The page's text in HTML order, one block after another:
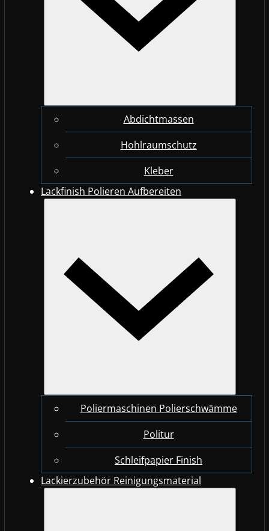
Abdichtmassen
Hohlraumschutz
Kleber
Lackfinish Polieren Aufbereiten
Poliermaschinen Polierschwämme
Politur
Schleifpapier Finish
Lackierzubehör Reinigungsmaterial